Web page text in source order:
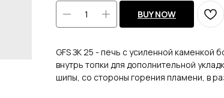
BUY NOW
GFS ЗК 25 - печь с усиленной
внутрь топки для дополнительной
шипы, со стороны горения пламени, в